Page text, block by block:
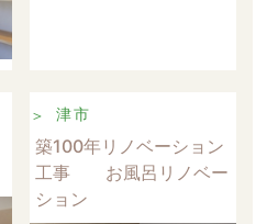
津市
築100年リノベーション
工事 お風呂リノベー
ション